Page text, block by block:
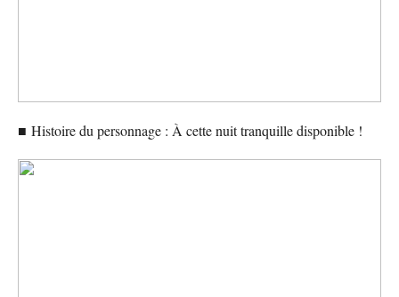
■ Histoire du personnage : À cette nuit tranquille disponible !